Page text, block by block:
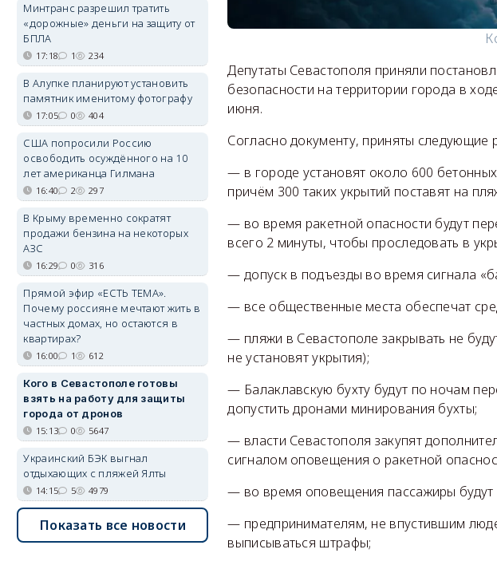
Депутаты Севастополя приняли
безопасности на территории города в
июня.
Согласно документу, приняты следующие
— в городе установят около 600
причём 300 таких укрытий поставят на
— во время ракетной опасности будут
всего 2 минуты, чтобы проследовать в
— допуск в подъезды во время сигнала
— все общественные места обеспечат
— пляжи в Севастополе закрывать не
не установят укрытия);
— Балаклавскую бухту будут по ночам
допустить дронами минирования бухты;
— власти Севастополя закупят
сигналом оповещения о ракетной
— во время оповещения пассажиры будут
— предпринимателям, не впустившим
выписываться штрафы;
Минтранс разрешил тратить
«дорожные» деньги на защиту от
БПЛА
17:18 1 234
В Алупке планируют установить
памятник именитому фотографу
17:05 0 404
США попросили Россию
освободить осуждённого на 10
лет американца Гилмана
16:40 2 297
В Крыму временно сократят
продажи бензина на некоторых
АЗС
16:29 0 316
Прямой эфир «ЕСТЬ ТЕМА».
Почему россияне мечтают жить в
частных домах, но остаются в
квартирах?
16:00 1 612
Кого в Севастополе готовы
взять на работу для защиты
города от дронов
15:13 0 5647
Украинский БЭК выгнал
отдыхающих с пляжей Ялты
14:15 5 4979
Показать все новости